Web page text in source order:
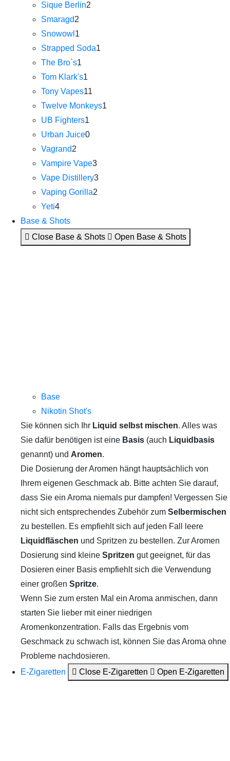
Sique Berlin2
Smaragd2
Snowowl 1
Strapped Soda1
The Bro`s1
Tom Klark's1
Tony Vapes11
Twelve Monkeys1
UB Fighters1
Urban Juice0
Vagrand2
Vampire Vape3
Vape Distillery3
Vaping Gorilla2
Yeti4
Base & Shots
Close Base & Shots
Open Base & Shots
Base
Nikotin Shot's
Sie können sich Ihr Liquid selbst mischen. Alles was
Sie dafür benötigen ist eine Basis (auch Liquidbasis
genannt) und Aromen.
Die Dosierung der Aromen hängt hauptsächlich von
Ihrem eigenen Geschmack ab. Bitte achten Sie darauf,
dass Sie ein Aroma niemals pur dampfen! Vergessen Sie
nicht sich entsprechendes Zubehör zum Selbermischen
zu bestellen. Es empfiehlt sich auf jeden Fall leere
Liquidfläschen und Spritzen zu bestellen. Zur Aromen
Dosierung sind kleine Spritzen gut geeignet, für das
Dosieren einer Basis empfiehlt sich die Verwendung
einer großen Spritze.
Wenn Sie zum ersten Mal ein Aroma anmischen, dann
starten Sie lieber mit einer niedrigen
Aromenkonzentration. Falls das Ergebnis vom
Geschmack zu schwach ist, können Sie das Aroma ohne
Probleme nachdosieren.
E-Zigaretten
Close E-Zigaretten Open E-Zigaretten